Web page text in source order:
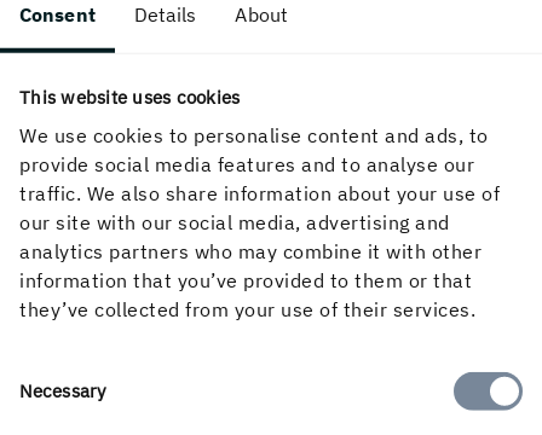
Consent Details About
This website uses cookies
We use cookies to personalise content and ads, to
provide social media features and to analyse our
traffic. We also share information about your use of
our site with our social media, advertising and
analytics partners who may combine it with other
information that you’ve provided to them or that
they’ve collected from your use of their services.
Consent
Necessary
Om webbplatsen
Följ oss i sociala medier